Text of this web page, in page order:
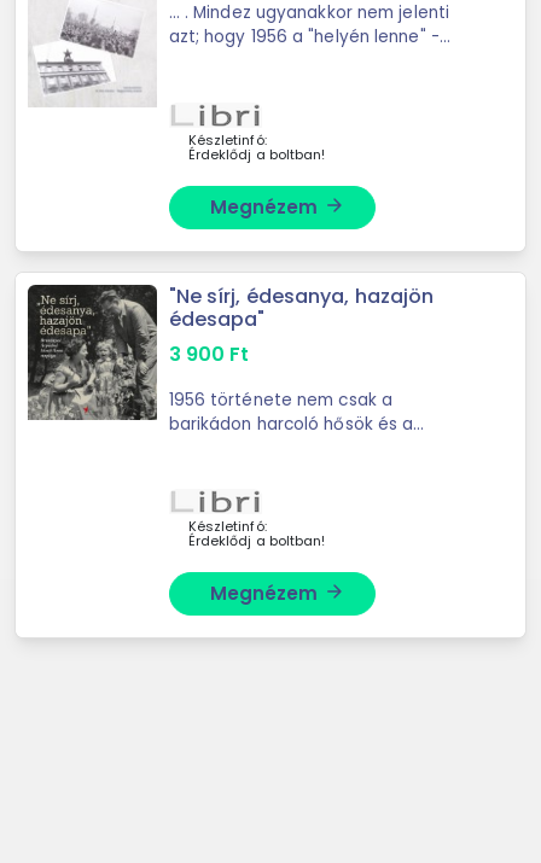
... . Mindez ugyanakkor nem jelenti
azt; hogy 1956 a "helyén lenne" -
és meddig eleven az emlékezet? ...
Készletinfó:
Érdeklődj a boltban!
Megnézem arrow_forward
"Ne sírj, édesanya, hazajön
édesapa"
3 900 Ft
1956 története nem csak a
barikádon harcoló hősök és a
Készletinfó:
Érdeklődj a boltban!
Megnézem arrow_forward